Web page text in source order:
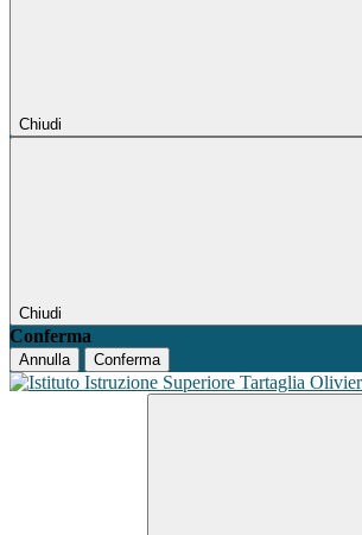
Chiudi
Chiudi
Conferma
Annulla Conferma